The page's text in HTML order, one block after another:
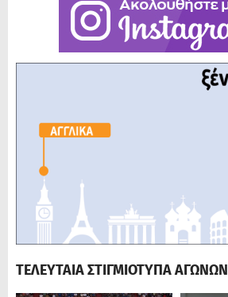
ΤΕΛΕΥΤΑΙΑ ΣΤΙΓΜΙΟΤΥΠΑ ΑΓΩΝΩΝ